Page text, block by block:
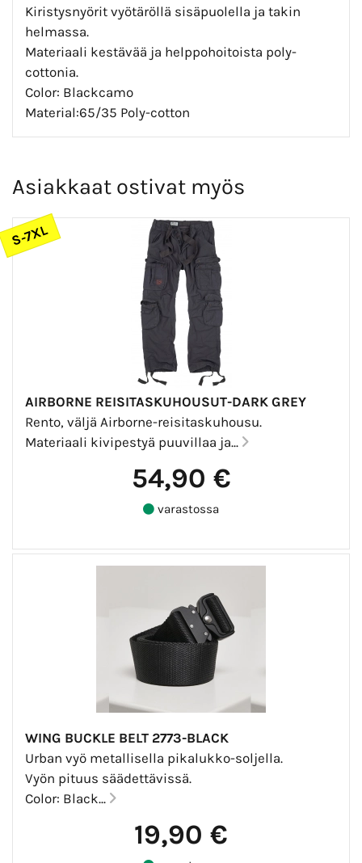
Kiristysnyörit vyötäröllä sisäpuolella ja takin
helmassa.
Materiaali kestävää ja helppohoitoista poly-
cottonia.
Color: Blackcamo
Material:65/35 Poly-cotton
Asiakkaat ostivat myös
S-7XL
AIRBORNE REISITASKUHOUSUT-DARK GREY
Rento, väljä Airborne-reisitaskuhousu.
Materiaali kivipestyä puuvillaa ja...
54,90 €
varastossa
WING BUCKLE BELT 2773-BLACK
Urban vyö metallisella pikalukko-soljella.
Vyön pituus säädettävissä.
Color: Black...
19,90 €